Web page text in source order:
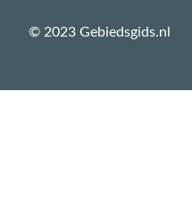
© 2023 Gebiedsgids.nl